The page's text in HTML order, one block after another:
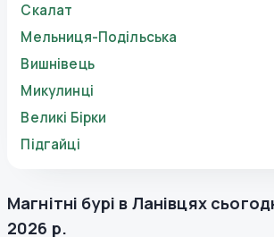
Скалат
Мельниця-Подільська
Вишнівець
Микулинці
Великі Бірки
Підгайці
Магнітні бурі в Ланівцях
2026 р.